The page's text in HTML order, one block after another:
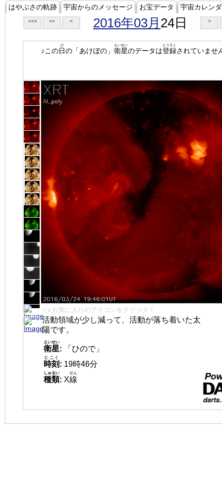
はやぶさの軌跡 宇宙からのメッセージ お宝データ 宇宙カレン
<<< << < 2016年03月 24日 >
♪この日
ひ
の「あけぼの」 衛星
えいせい
のデータは登録
とうろく
されていませ
👈 お気に入りのアイコンをクリック！
活動領域が少し減って、活動が落ち着いた太
陽です。
衛星
えいせい
:
「ひので」
時刻
じこく
: 19時46分
種類
しゅるい
: X線
せん